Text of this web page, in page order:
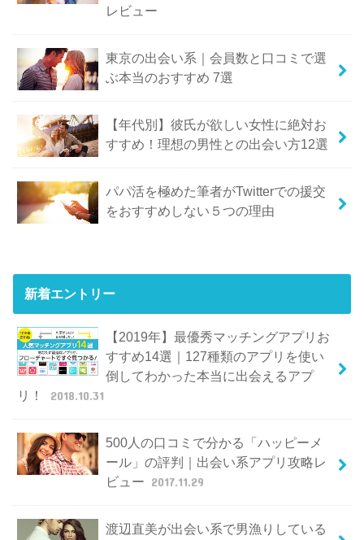
レビュー
東京の出会い系｜会員数と口コミで選
ぶ本当のおすすめ 7選
【年代別】彼氏が欲しい女性に絶対お
すすめ！理想の男性との出会い方12選
パパ活を極めた筆者がTwitterでの援交
をおすすめしない５つの理由
新着エントリー
【2019年】最優秀マッチングアプリお
すすめ14選｜127種類のアプリを使い
倒してわかった本当に出会えるアプ
リ！
2018.10.31
500人の口コミで分かる「ハッピーメ
ール」の評判｜出会い系アプリ攻略レ
ビュー 2017.11.29
渡辺直美が出会い系で男漁りしている